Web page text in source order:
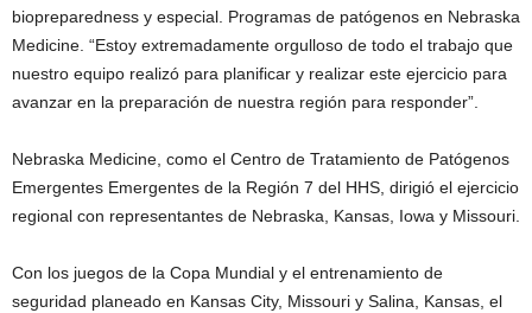
biopreparedness y especial. Programas de patógenos en Nebraska
Medicine. “Estoy extremadamente orgulloso de todo el trabajo que
nuestro equipo realizó para planificar y realizar este ejercicio para
avanzar en la preparación de nuestra región para responder”.
Nebraska Medicine, como el Centro de Tratamiento de Patógenos
Emergentes Emergentes de la Región 7 del HHS, dirigió el ejercicio
regional con representantes de Nebraska, Kansas, Iowa y Missouri.
Con los juegos de la Copa Mundial y el entrenamiento de
seguridad planeado en Kansas City, Missouri y Salina, Kansas, el